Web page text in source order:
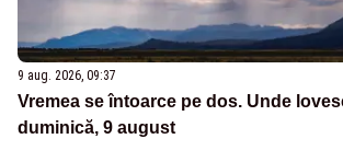
9 aug. 2026, 09:37
Vremea se întoarce pe dos. Unde
duminică, 9 august